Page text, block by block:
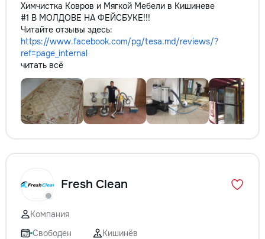
Химчистка Ковров и Мягкой Мебели в Кишиневе
#1 В МОЛДОВЕ НА ФЕЙСБУКЕ!!!
Читайте отзывы здесь:
https://www.facebook.com/pg/tesa.md/reviews/?
ref=page_internal
читать всё
Fresh Clean
Компания
Свободен
Кишинёв